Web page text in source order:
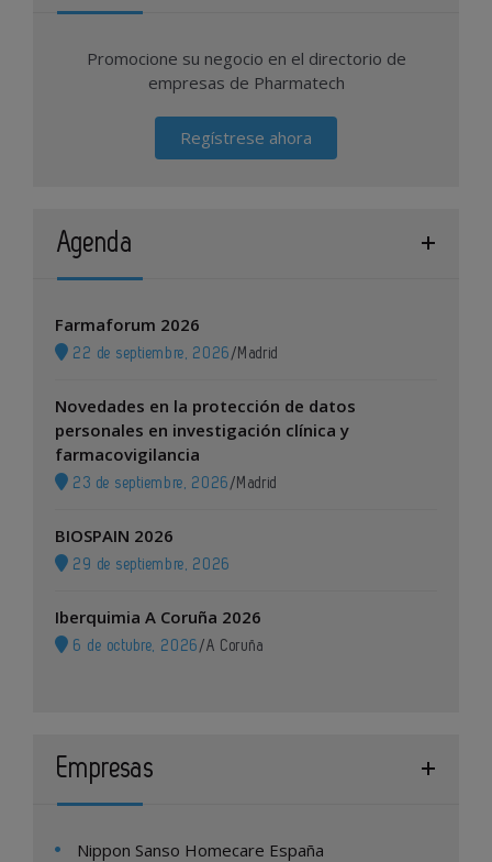
Promocione su negocio en el directorio de
empresas de Pharmatech
Regístrese ahora
Agenda
Farmaforum 2026
22 de septiembre, 2026 / Madrid
Novedades en la protección de datos
personales en investigación clínica y
farmacovigilancia
23 de septiembre, 2026 / Madrid
BIOSPAIN 2026
29 de septiembre, 2026
Iberquimia A Coruña 2026
6 de octubre, 2026 /A Coruña
Empresas
Nippon Sanso Homecare España